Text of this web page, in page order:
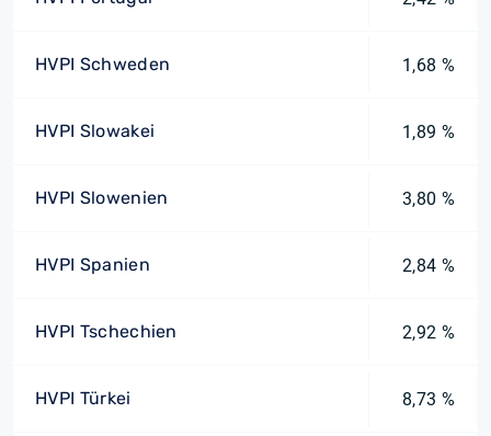
HVPI Schweden 1,68 %
HVPI Slowakei 1,89 %
HVPI Slowenien 3,80 %
HVPI Spanien 2,84 %
HVPI Tschechien 2,92 %
HVPI Türkei 8,73 %